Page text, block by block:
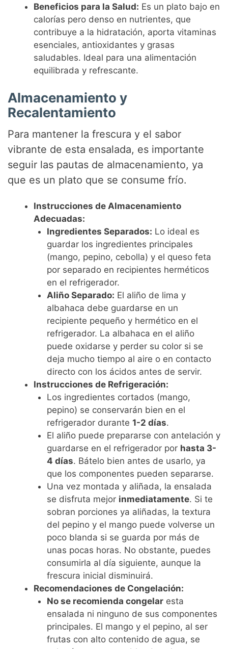
Beneficios para la Salud: Es un plato bajo en
calorías pero denso en nutrientes, que
contribuye a la hidratación, aporta vitaminas
esenciales, antioxidantes y grasas
saludables. Ideal para una alimentación
equilibrada y refrescante.
Almacenamiento y
Recalentamiento
Para mantener la frescura y el sabor
vibrante de esta ensalada, es importante
seguir las pautas de almacenamiento, ya
que es un plato que se consume frío.
Instrucciones de Almacenamiento
Adecuadas:
Ingredientes Separados: Lo ideal es
guardar los ingredientes principales
(mango, pepino, cebolla) y el queso feta
por separado en recipientes herméticos
en el refrigerador.
Aliño Separado: El aliño de lima y
albahaca debe guardarse en un
recipiente pequeño y hermético en el
refrigerador. La albahaca en el aliño
puede oxidarse y perder su color si se
deja mucho tiempo al aire o en contacto
directo con los ácidos antes de servir.
Instrucciones de Refrigeración:
Los ingredientes cortados (mango,
pepino) se conservarán bien en el
refrigerador durante 1-2 días.
El aliño puede prepararse con antelación y
guardarse en el refrigerador por hasta 3-
4 días. Bátelo bien antes de usarlo, ya
que los componentes pueden separarse.
Una vez montada y aliñada, la ensalada
se disfruta mejor inmediatamente. Si te
sobran porciones ya aliñadas, la textura
del pepino y el mango puede volverse un
poco blanda si se guarda por más de
unas pocas horas. No obstante, puedes
consumirla al día siguiente, aunque la
frescura inicial disminuirá.
Recomendaciones de Congelación:
No se recomienda congelaresta
ensalada ni ninguno de sus componentes
principales. El mango y el pepino, al ser
frutas con alto contenido de agua, se